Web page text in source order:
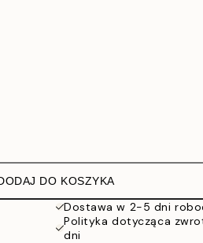
DO KOSZYKA
Dostawa w 2-5 dni
Polityka dotycząca
dni